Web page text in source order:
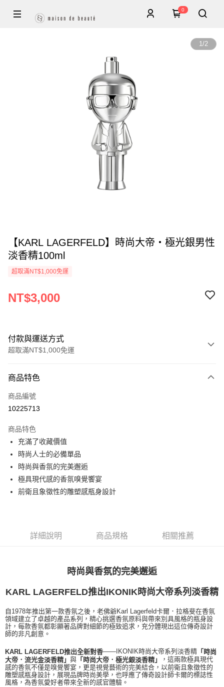
0
1/2
【KARL LAGERFELD】時尚大帝‧極光銀男性
淡香精100ml
超取滿NT$1,000免運
NT$3,000
付款與運送方式
超取滿NT$1,000免運
信用卡一次付款
ATM付款
運送方式
付款後全家取貨
每筆NT$80，滿NT$1,000(含以上)免運費
付款後萊爾富取貨
每筆NT$100，滿NT$1,000(含以上)免運費
宅配(全站)
商品特色
商品編號
10225713
商品特色
充滿了收藏價值
時尚人士的必備單品
時尚與香氛的完美邂逅
極具現代感的香氛嗅覺饗宴
前衛且象徵性的雕塑感瓶身設計
詳細說明 商品規格 相關推薦
時尚與香氛的完美邂逅
KARL LAGERFELD推出IKONIK時尚大帝系列淡香精
自1978年推出第一款香氛之後，老佛爺Karl Lagerfeld卡爾．拉格斐在香氛
領域建立了卓越的產品系列，精心挑選香氛原料與帶來別具風格的瓶身設
計，每款香氛都彰顯著品牌對細節的極致追求，充分體現出這位傳奇設計
師的非凡創意。
KARL LAGERFELD推出全新對香——IKONIK時尚大帝系列淡香精 「時尚
大帝．流光金淡香精」 與 「時尚大帝．極光銀淡香精」
，這兩款極具現代
感的香氛不僅是嗅覺饗宴，更是視覺藝術的完美結合，以前衛且象徵性的
雕塑感瓶身設計，展現品牌時尚美學，也呼應了傳奇設計師卡爾的標誌性
風格，為香氛愛好者帶來全新的感官體驗。